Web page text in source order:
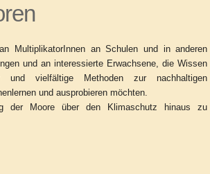
MultiplikatorInnen an Schulen und in anderen
und an interessierte Erwachsene, die Wissen
und vielfältige Methoden zur nachhaltigen
und ausprobieren möchten.
der Moore über den Klimaschutz hinaus zu